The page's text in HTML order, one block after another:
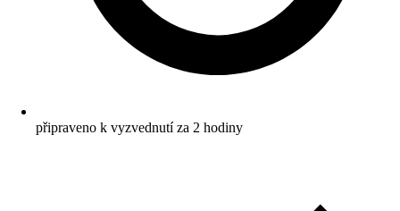
připraveno k vyzvednutí za 2 hodiny